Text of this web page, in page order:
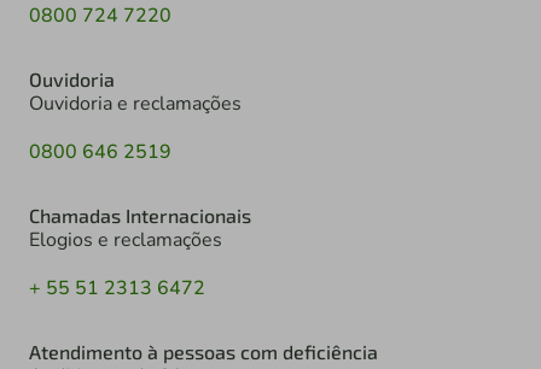
0800 724 7220
Ouvidoria
Ouvidoria e reclamações
0800 646 2519
Chamadas Internacionais
Elogios e reclamações
+ 55 51 2313 6472
Atendimento à pessoas com deficiência